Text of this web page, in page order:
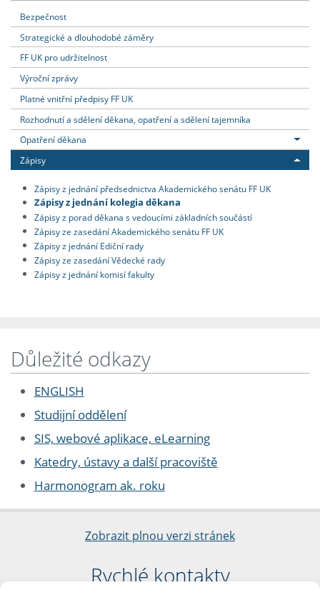
Bezpečnost
Strategické a dlouhodobé záměry
FF UK pro udržitelnost
Výroční zprávy
Platné vnitřní předpisy FF UK
Rozhodnutí a sdělení děkana, opatření a sdělení tajemníka
Opatření děkana
Zápisy
Zápisy z jednání předsednictva Akademického senátu FF UK
Zápisy z jednání kolegia děkana
Zápisy z porad děkana s vedoucími základních součástí
Zápisy ze zasedání Akademického senátu FF UK
Zápisy z jednání Ediční rady
Zápisy ze zasedání Vědecké rady
Zápisy z jednání komisí fakulty
Důležité odkazy
ENGLISH
Studijní oddělení
SIS, webové aplikace, eLearning
Katedry, ústavy a další pracoviště
Harmonogram ak. roku
Zobrazit plnou verzi stránek
Rychlé kontakty